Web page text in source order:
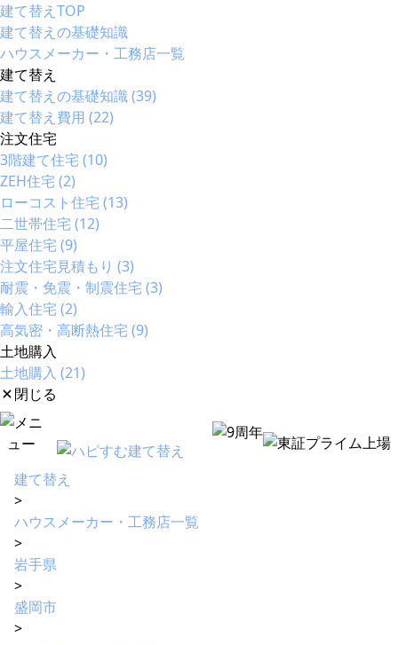
建て替えTOP
建て替えの基礎知識
ハウスメーカー・工務店一覧
建て替え
建て替えの基礎知識 (39)
建て替え費用 (22)
注文住宅
3階建て住宅 (10)
ZEH住宅 (2)
ローコスト住宅 (13)
二世帯住宅 (12)
平屋住宅 (9)
注文住宅見積もり (3)
耐震・免震・制震住宅 (3)
輸入住宅 (2)
高気密・高断熱住宅 (9)
土地購入
土地購入 (21)
閉じる
建て替え
>
ハウスメーカー・工務店一覧
>
岩手県
>
盛岡市
>